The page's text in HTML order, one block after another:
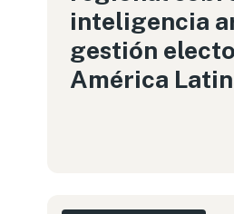
inteligencia
gestión
América